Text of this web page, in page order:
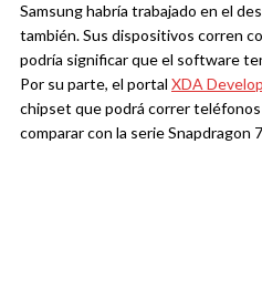
Samsung habría trabajado en el
también. Sus dispositivos corren
podría significar que el software
Por su parte, el portal XDA
chipset que podrá correr teléfonos
comparar con la serie Snapdragon